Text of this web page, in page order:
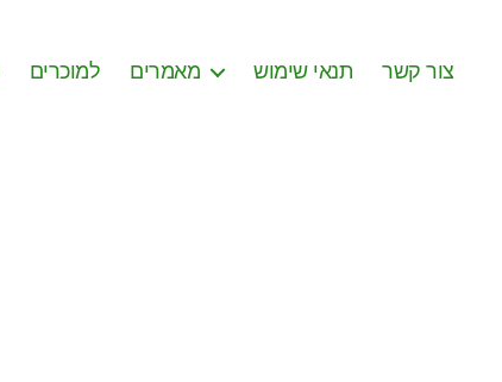
למוכרים מאמרים תנאי שימוש צור קשר